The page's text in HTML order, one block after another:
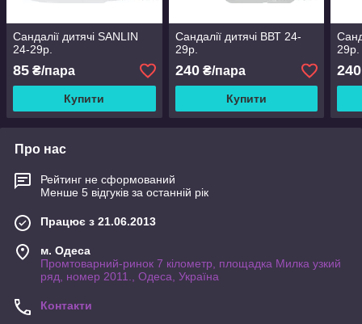
Сандалії дитячі SANLIN
24-29р.
85 ₴/пара
Купити
Сандалії дитячі ВВТ 24-
29р.
240₴/пара
Купити
29р.
240
Про нас
Рейтинг не сформований
Менше 5 відгуків за останній рік
Працює з 21.06.2013
м. Одеса
Промтоварний-ринок 7 кілометр, площадка Милка узкий
ряд, номер 2011., Одеса, Україна
Контакти